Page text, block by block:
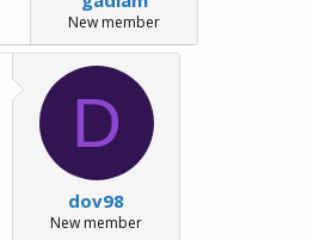
י
ך
New member
D
dov98
New member